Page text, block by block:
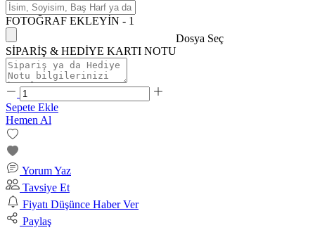
FOTOĞRAF EKLEYİN - 1
Dosya Seç
SİPARİŞ & HEDİYE KARTI NOTU
Sepete Ekle
Hemen Al
Yorum Yaz
Tavsiye Et
Fiyatı Düşünce Haber Ver
Paylaş